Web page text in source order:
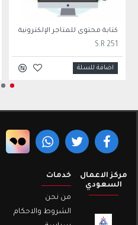
كتابة محتوى للمتاجر الإلكترونية
S.R 251
اضافة للسلة
مركز الاعمال
السعودي
خدمات
من نحن
الشروط والاحكام